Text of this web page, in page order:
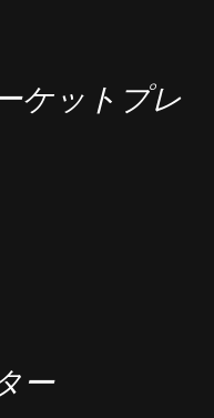
ケットプレ
ー